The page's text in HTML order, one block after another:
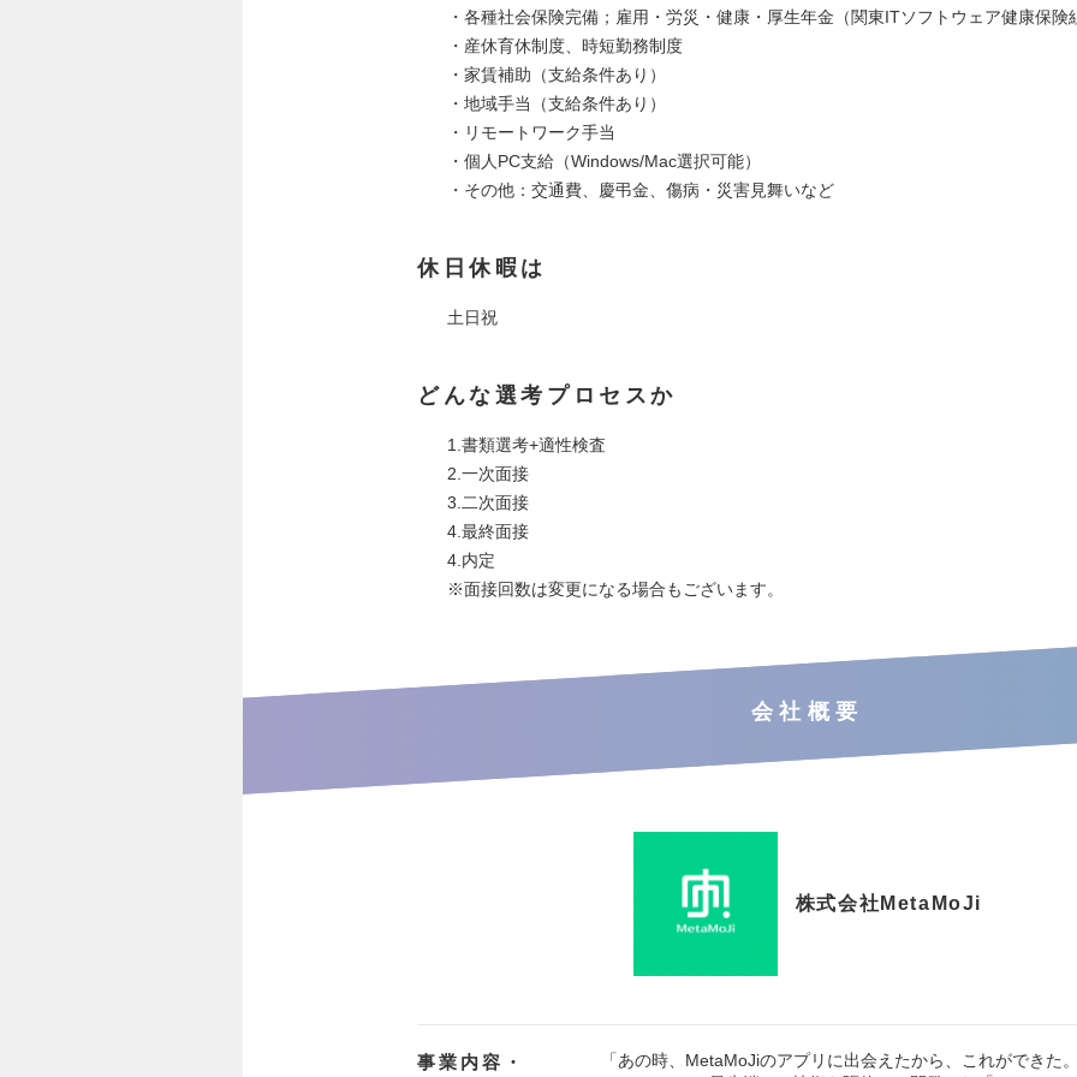
・各種社会保険完備；雇用・労災・健康・厚生年金（関東ITソフトウェア健康保険
・産休育休制度、時短勤務制度
・家賃補助（支給条件あり）
・地域手当（支給条件あり）
・リモートワーク手当
・個人PC支給（Windows/Mac選択可能）
・その他：交通費、慶弔金、傷病・災害見舞いなど
休日休暇は
土日祝
どんな選考プロセスか
1.書類選考+適性検査
2.一次面接
3.二次面接
4.最終面接
4.内定
※面接回数は変更になる場合もございます。
会社概要
株式会社MetaMoJi
事業内容・
「あの時、MetaMoJiのアプリに出会えたから、これができた